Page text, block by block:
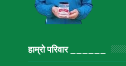
हाम्रो परिवार ______